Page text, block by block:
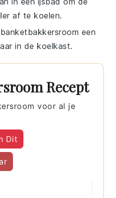
af te koelen.
banketbakkersroom een
in de koelkast.
Recept
voor al je
Dit